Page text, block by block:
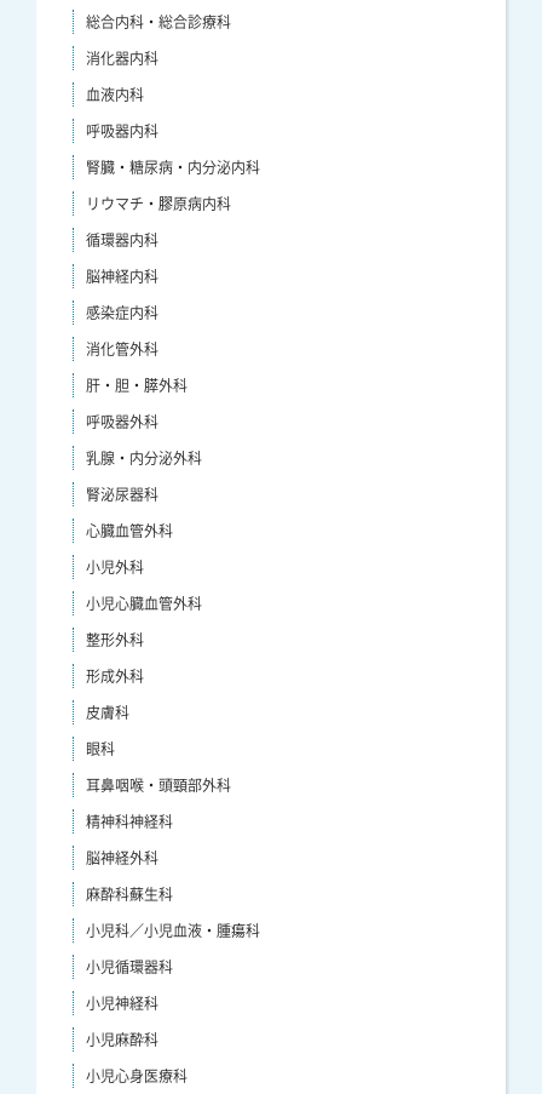
総合内科・総合診療科
消化器内科
血液内科
呼吸器内科
腎臓・糖尿病・内分泌内科
リウマチ・膠原病内科
循環器内科
脳神経内科
感染症内科
消化管外科
肝・胆・膵外科
呼吸器外科
乳腺・内分泌外科
腎泌尿器科
心臓血管外科
小児外科
小児心臓血管外科
整形外科
形成外科
皮膚科
眼科
耳鼻咽喉・頭頸部外科
精神科神経科
脳神経外科
麻酔科蘇生科
小児科／小児血液・腫瘍科
小児循環器科
小児神経科
小児麻酔科
小児心身医療科